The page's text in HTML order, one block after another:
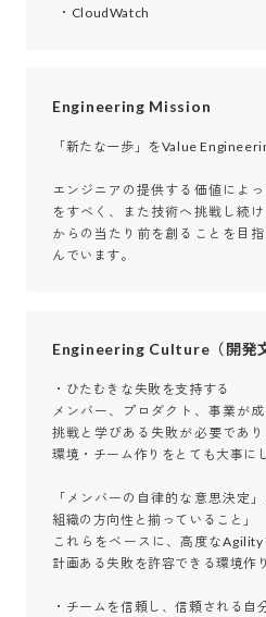
  ・CloudWatch
Engineering Mission
「新たな一歩」をValue
エンジニアの提供する価値によ
をすべく、また技術へ挑戦し続
からの当たり前を創ることを目
んでいます。
Engineering Culture（開発
・ひたむきな失敗を支持する
メンバー、プロダクト、事業が
挑戦と学びある失敗が必要であ
環境・チーム作りをとても大事に
「メンバーの自律的な意思決定
組織の方向性と揃っていること」
これらをベースに、高度なAgility
計画ある失敗を許容できる環境作
・チームを信頼し、信頼される自